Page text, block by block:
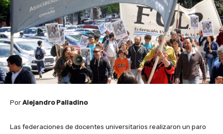
Por Alejandro Palladino
Las federaciones de docentes universitarios realizaron un paro